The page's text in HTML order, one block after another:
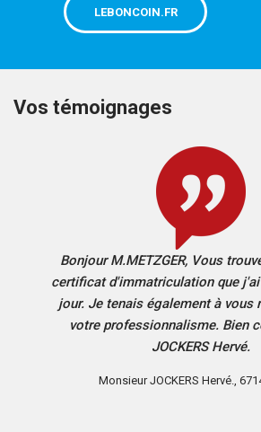
LEBONCOIN.FR
Vos témoignages
Bonjour M.METZGER, Vous
certificat d'immatriculation que
jour. Je tenais également à vous
votre professionnalisme. Bien
JOCKERS Hervé.
Monsieur JOCKERS Hervé.,